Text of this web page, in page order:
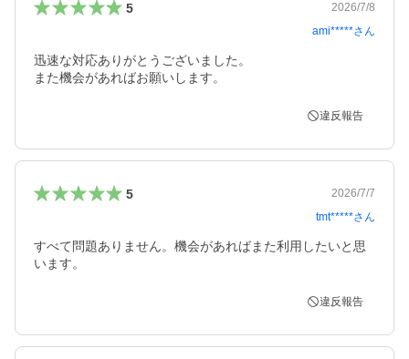
5
2026/7/8
ami*****さん
迅速な対応ありがとうございました。
また機会があればお願いします。
違反報告
5
2026/7/7
tmt*****さん
すべて問題ありません。機会があればまた利用したいと思
います。
違反報告